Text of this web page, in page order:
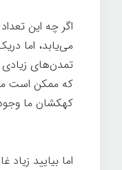
اگر چه این
می‌یابد، اما
تمدن‌های زیادی
که ممکن است
کهکشان ما
اما بیایید